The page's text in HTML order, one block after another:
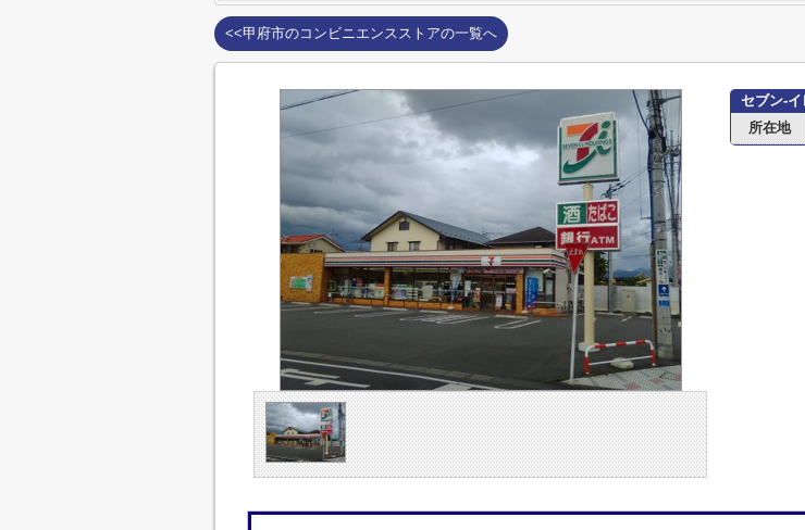
<<甲府市のコンビニエンスストアの一覧へ
セブン-
所在地